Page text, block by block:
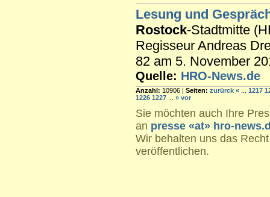
Lesung und
Rostock-Stadtmitte
Regisseur Andreas
82 am 5. November
Quelle: HRO-News.de
Anzahl: 10906 | Seiten: zurürck « 1217
1226 1227 » vor
Sie möchten auch Ihre
an presse «at» hro-
Wir behalten uns das
veröffentlichen.